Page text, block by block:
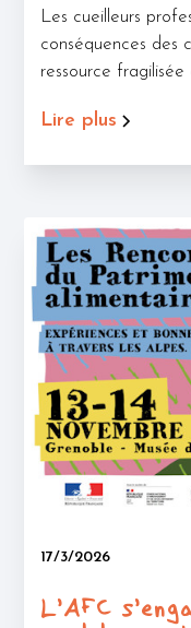
Les cueilleurs
conséquences des
ressource fragilisée
Lire plus
17/3/2026
L’AFC